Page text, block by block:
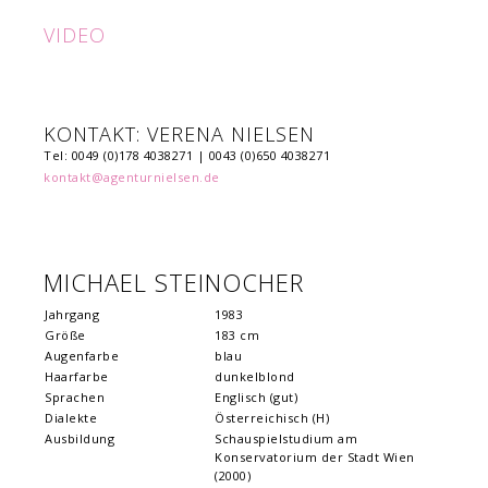
VIDEO
KONTAKT: VERENA NIELSEN
Tel: 0049 (0)178 4038271 | 0043 (0)650 4038271
kontakt@agenturnielsen.de
MICHAEL STEINOCHER
Jahrgang
1983
Größe
183 cm
Augenfarbe
blau
Haarfarbe
dunkelblond
Sprachen
Englisch (gut)
Dialekte
Österreichisch (H)
Ausbildung
Schauspielstudium am
Konservatorium der Stadt Wien
(2000)